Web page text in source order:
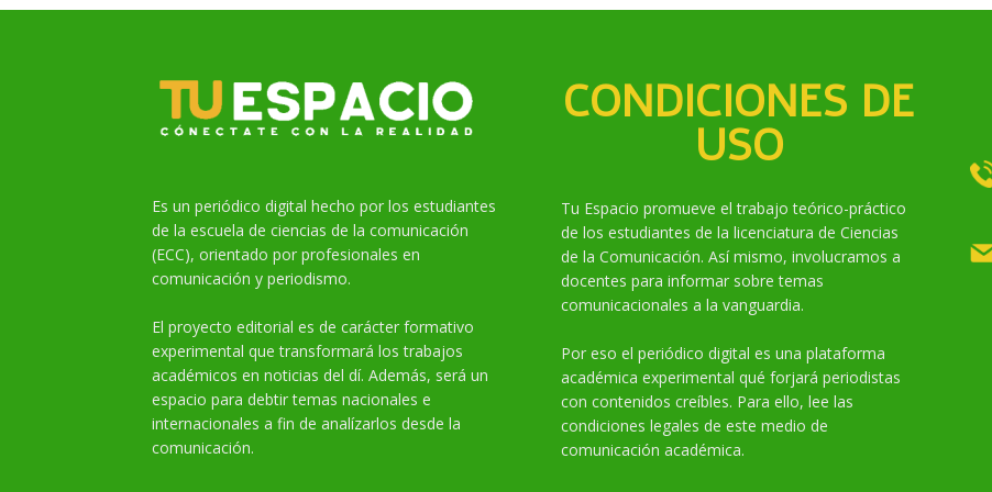
Es un periódico digital hecho por los estudiantes
de la escuela de ciencias de la comunicación
(ECC), orientado por profesionales en
comunicación y periodismo.
El proyecto editorial es de carácter formativo
experimental que transformará los trabajos
académicos en noticias del dí. Además, será un
espacio para debtir temas nacionales e
internacionales a fin de analízarlos desde la
comunicación.
CONDICIONES DE
USO
Tu Espacio promueve el trabajo teórico-práctico
de los estudiantes de la licenciatura de Ciencias
de la Comunicación. Así mismo, involucramos a
docentes para informar sobre temas
comunicacionales a la vanguardia.
Por eso el periódico digital es una plataforma
académica experimental qué forjará periodistas
con contenidos creíbles. Para ello, lee las
condiciones legales de este medio de
comunicación académica.